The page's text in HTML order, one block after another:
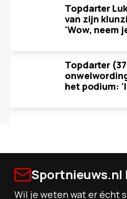
Topdarter
van zijn
'Wow, neem
Topdarter
het podium: